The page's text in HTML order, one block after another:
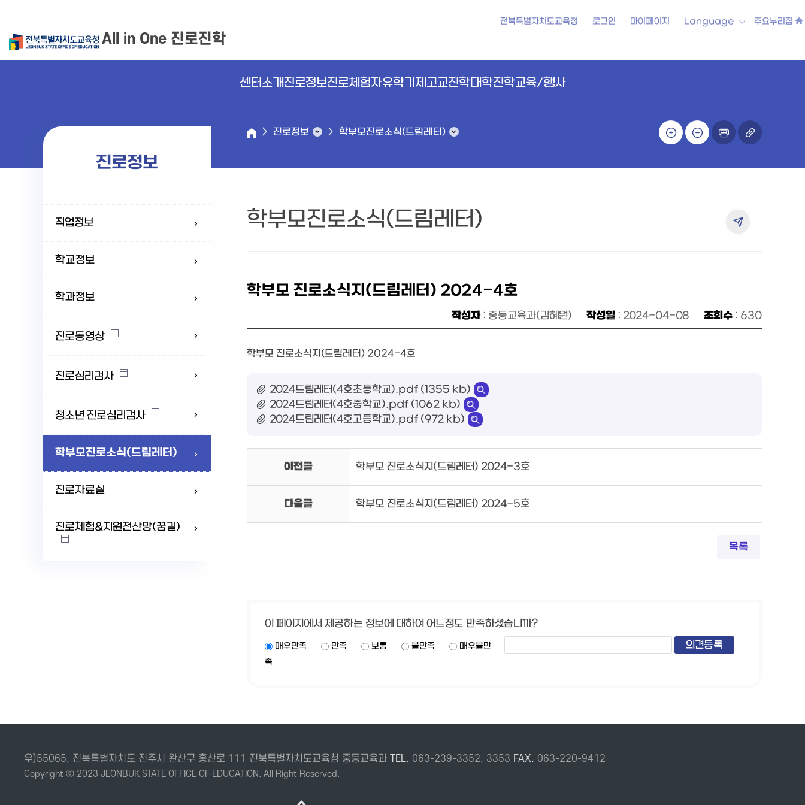
전북특별자치도교육청 로그인 마이페이지 Language 주요누리집
All in One 진로진학
센터소개진로정보진로체험자유학기제고교진학대학진학교육/행사
진로정보
직업정보
학교정보
학과정보
진로동영상
진로심리검사
청소년 진로심리검사
학부모진로소식(드림레터)
진로자료실
진로체험&지원전산망(꿈길)
진로정보 학부모진로소식(드림레터)
학부모진로소식(드림레터)
학부모 진로소식지(드림레터) 2024-4호
작성자: 중등교육과(김혜원) 작성일 : 2024-04-08 조회수 : 630
학부모 진로소식지(드림레터) 2024-4호
2024드림레터(4호초등학교).pdf (1355 kb)
2024드림레터(4호중학교).pdf (1062 kb)
2024드림레터(4호고등학교).pdf (972 kb)
이전글 학부모 진로소식지(드림레터) 2024-3호
다음글 학부모 진로소식지(드림레터) 2024-5호
목록
이 페이지에서 제공하는 정보에 대하여 어느정도 만족하셨습니까?
매우만족 만족 보통 불만족
매우불만
족
우)55065, 전북특별자치도 전주시 완산구 홍산로 111 전북특별자치도교육청 중등교육과 TEL. 063-239-3352, 3353 FAX. 063-220-9412
Copyright ⓒ 2023 JEONBUK STATE OFFICE OF EDUCATION. All Right Reserved.